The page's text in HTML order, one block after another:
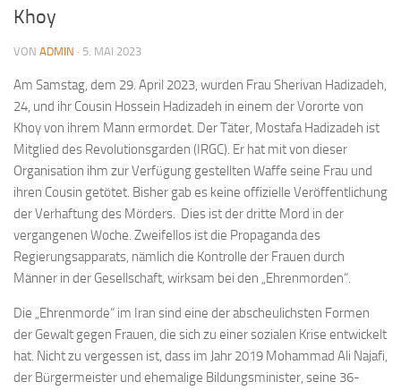
Khoy
VON ADMIN · 5. MAI 2023
Am Samstag, dem 29. April 2023, wurden Frau Sherivan Hadizadeh,
24, und ihr Cousin Hossein Hadizadeh in einem der Vororte von
Khoy von ihrem Mann ermordet. Der Täter, Mostafa Hadizadeh ist
Mitglied des Revolutionsgarden (IRGC). Er hat mit von dieser
Organisation ihm zur Verfügung gestellten Waffe seine Frau und
ihren Cousin getötet. Bisher gab es keine offizielle Veröffentlichung
der Verhaftung des Mörders. Dies ist der dritte Mord in der
vergangenen Woche. Zweifellos ist die Propaganda des
Regierungsapparats, nämlich die Kontrolle der Frauen durch
Männer in der Gesellschaft, wirksam bei den „Ehrenmorden“.
Die „Ehrenmorde“ im Iran sind eine der abscheulichsten Formen
der Gewalt gegen Frauen, die sich zu einer sozialen Krise entwickelt
hat. Nicht zu vergessen ist, dass im Jahr 2019 Mohammad Ali Najafi,
der Bürgermeister und ehemalige Bildungsminister, seine 36-